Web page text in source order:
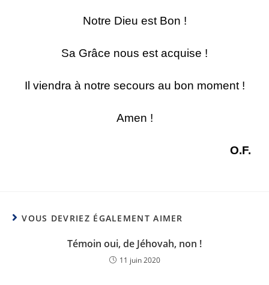
Notre Dieu est Bon !
Sa Grâce nous est acquise !
Il viendra à notre secours au bon moment !
Amen !
O.F.
VOUS DEVRIEZ ÉGALEMENT AIMER
Témoin oui, de Jéhovah, non !
11 juin 2020